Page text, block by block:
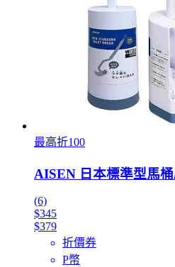
最高折100
AISEN 日本標準型馬
(6)
$345
$379
折價券
P幣